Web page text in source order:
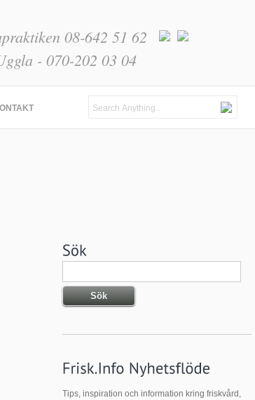
08-642 51 62
- 070-202 03 04
Tips, inspiration och information kring friskvård,